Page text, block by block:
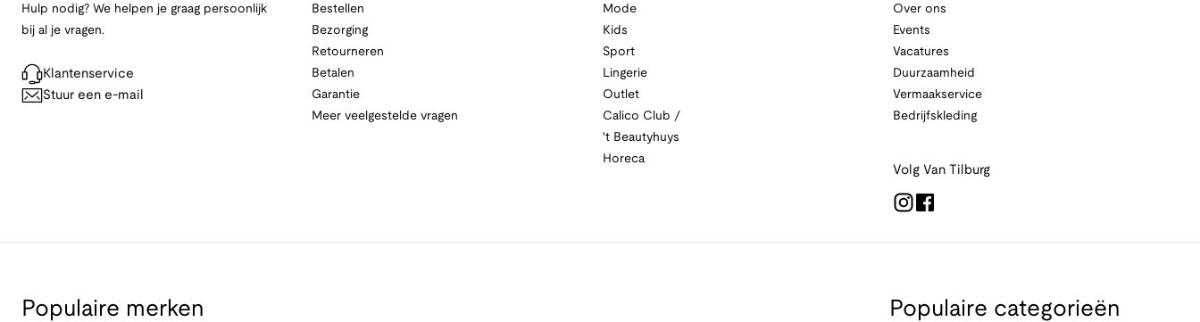
Hulp nodig? We helpen je graag persoonlijk
bij al je vragen.
Klantenservice
Stuur een e-mail
Bestellen
Bezorging
Retourneren
Betalen
Garantie
Meer veelgestelde vragen
Mode
Kids
Sport
Lingerie
Outlet
Calico Club /
't Beautyhuys
Horeca
Over ons
Events
Vacatures
Duurzaamheid
Vermaakservice
Bedrijfskleding
Volg Van Tilburg
Populaire merken Populaire categorieën